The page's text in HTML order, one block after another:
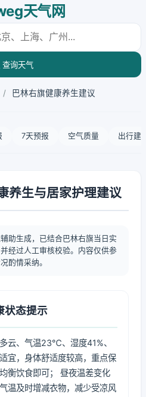
天气网
查询天气
/ 巴林右旗健康养生建议
7天预报 空气质量 出行建
养生与居家护理建议
助生成，已结合巴林右旗当日实
经过人工审核校验。内容仅供参
酌情采纳。
状态提示
云、气温23℃、湿度41%、
宜，身体舒适度较高，重点保
衡饮食即可； 昼夜温差变化
温及时增减衣物，减少受凉风